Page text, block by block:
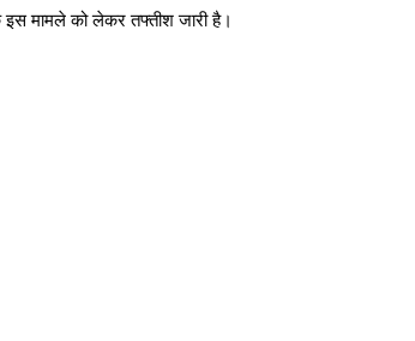
मामले को लेकर तफ्तीश जारी है।